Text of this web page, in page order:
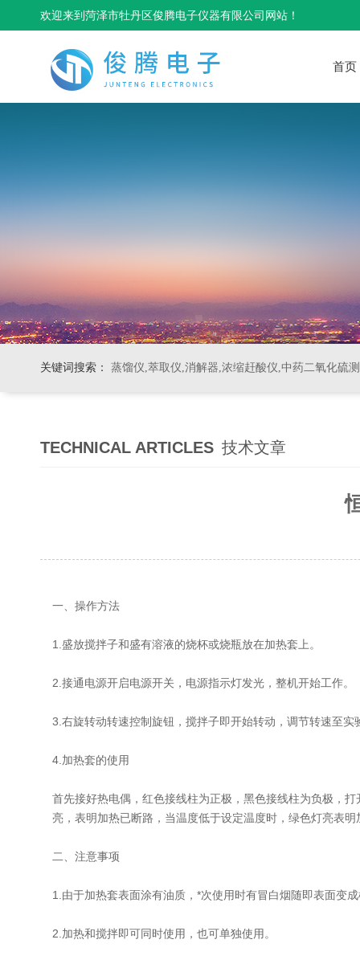
欢迎来到菏泽市牡丹区俊腾电子仪器有限公司网站！
首页
关键词搜索： 蒸馏仪,萃取仪,消解器,浓缩赶酸仪,中药二氧化硫
TECHNICAL ARTICLES 技术文章
一、操作方法
1.盛放搅拌子和盛有溶液的烧杯或烧瓶放在加热套上。
2.接通电源开启电源开关，电源指示灯发光，整机开始工作。
3.右旋转动转速控制旋钮，搅拌子即开始转动，调节转速至实
4.加热套的使用
首先接好热电偶，红色接线柱为正极，黑色接线柱为负极，
亮，表明加热已断路，当温度低于设定温度时，绿色灯亮表明
二、注意事项
1.由于加热套表面涂有油质，*次使用时有冒白烟随即表面变
2.加热和搅拌即可同时使用，也可单独使用。